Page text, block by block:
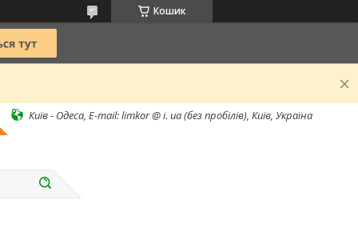
Кошик
Київ - Одеса, E-mail: limkor @ i. ua (без пробілів), Київ, Україна